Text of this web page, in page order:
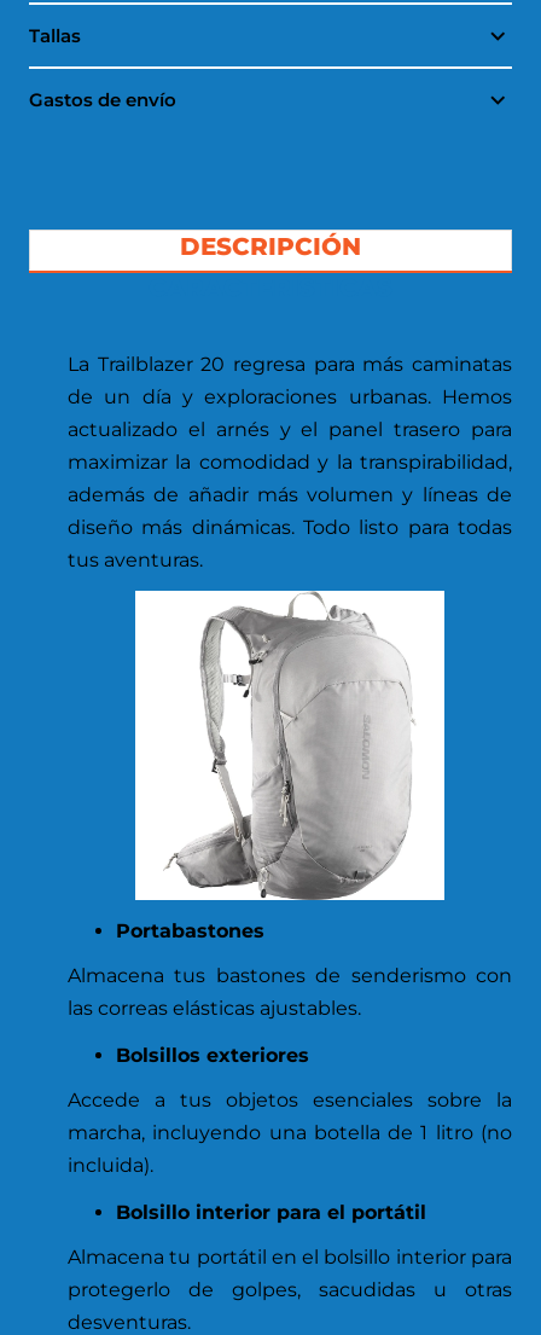
Tallas
Gastos de envío
DESCRIPCIÓN
La Trailblazer 20 regresa para más caminatas
de un día y exploraciones urbanas. Hemos
actualizado el arnés y el panel trasero para
maximizar la comodidad y la transpirabilidad,
además de añadir más volumen y líneas de
diseño más dinámicas. Todo listo para todas
tus aventuras.
Portabastones
Almacena tus bastones de senderismo con
las correas elásticas ajustables.
Bolsillos exteriores
Accede a tus objetos esenciales sobre la
marcha, incluyendo una botella de 1 litro (no
incluida).
Bolsillo interior para el portátil
Almacena tu portátil en el bolsillo interior para
protegerlo de golpes, sacudidas u otras
desventuras.